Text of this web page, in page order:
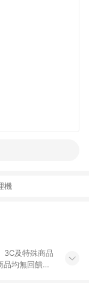
機
3C及特殊商品